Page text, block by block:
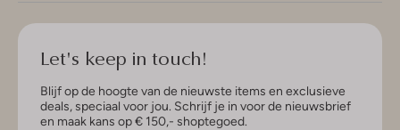
Let's keep in touch!
Blijf op de hoogte van de nieuwste items en exclusieve
deals, speciaal voor jou. Schrijf je in voor de nieuwsbrief
en maak kans op € 150,- shoptegoed.